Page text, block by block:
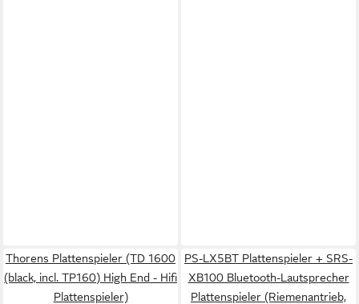
Thorens Plattenspieler (TD 1600
(black, incl. TP160) High End - Hifi
Plattenspieler)
PS-LX5BT Plattenspieler + SRS-
XB100 Bluetooth-Lautsprecher
Plattenspieler (Riemenantrieb,